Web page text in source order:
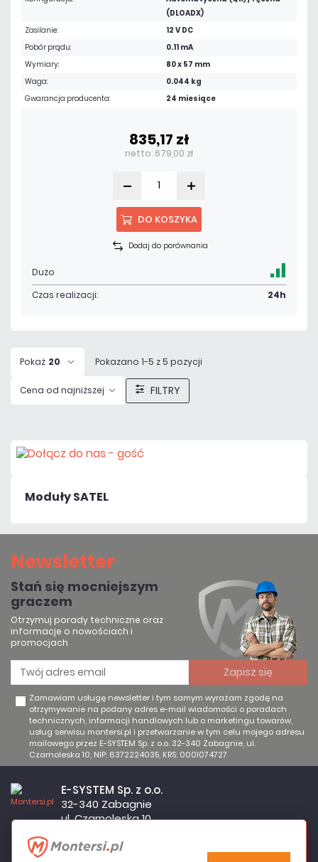
(DLOADX)
Zasilanie:
12 V DC
Pobór prądu:
0.11 mA
Wymiary:
80 x 57 mm
Waga:
0.044 kg
Gwarancja producenta:
24 miesiące
835,17 zł
netto: 679,00 zł
DO KOSZYKA
Dodaj do porównania
Dużo
Czas realizacji:
24h
Pokaż 20 Pokazano 1-5 z 5 pozycji
Cena od najniższej FILTRY
Moduły SATEL
Newsletter
Stań się mocniejszym
graczem
Otrzymuj porady techniczne oraz
informacje o nowościach i
promocjach
Zamawiam usługę newsletter i tym samym wyrażam zgodę na
otrzymywanie na podany adres e-mail wiadomości o poradach
technicznych, informacji handlowych lub o marketingu towarów,
usług serwisu montersi.pl i przetwarzanie w tym celu mojego adresu
mailowego przez E-SYSTEM Sp. z o.o. 32-340 Zabagnie, ul.
Czarnoleska 10, NIP: 6372224035, KRS: 0001074727
17:00
E-SYSTEM Sp. z o.o.
32-340 Zabagnie
ul. Czarnoleska 10